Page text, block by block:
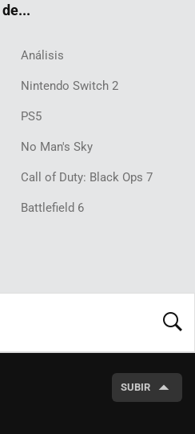
Análisis
Nintendo Switch 2
PS5
No Man's Sky
Call of Duty: Black Ops 7
Battlefield 6
SUBIR